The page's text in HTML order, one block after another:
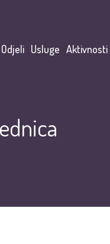
Odjeli Usluge Aktivnosti